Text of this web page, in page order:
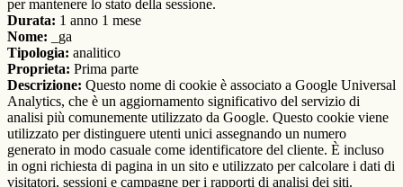
per mantenere lo stato della sessione.
Durata: 1 anno 1 mese
Nome: _ga
Tipologia: analitico
Proprieta: Prima parte
Descrizione: Questo nome di cookie è associato a Google Universal
Analytics, che è un aggiornamento significativo del servizio di
analisi più comunemente utilizzato da Google. Questo cookie viene
utilizzato per distinguere utenti unici assegnando un numero
generato in modo casuale come identificatore del cliente. È incluso
in ogni richiesta di pagina in un sito e utilizzato per calcolare i dati di
visitatori, sessioni e campagne per i rapporti di analisi dei siti.